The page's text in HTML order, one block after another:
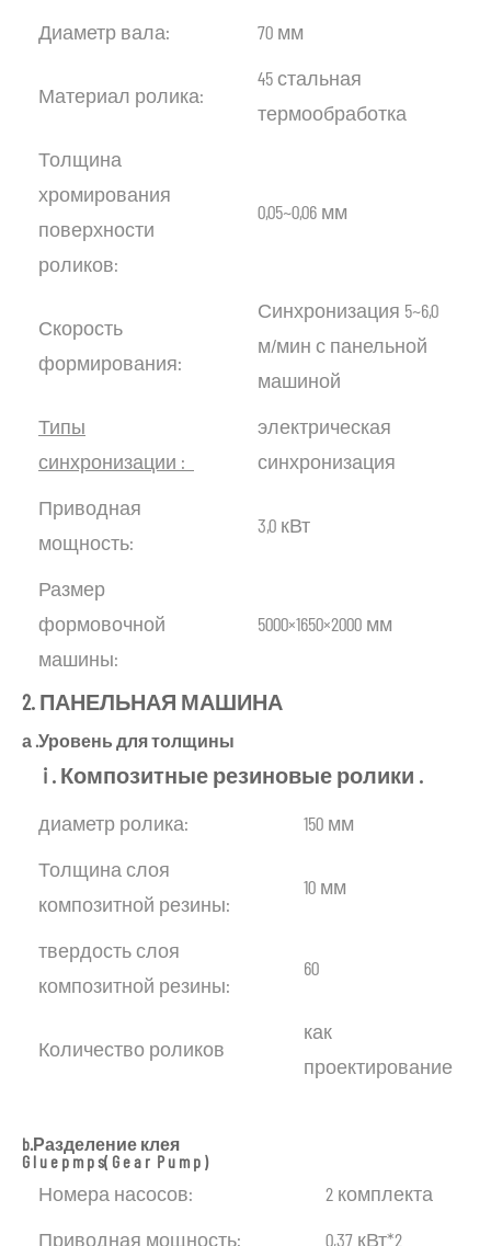
Диаметр вала:
70 мм
Материал ролика:
45 стальная
термообработка
Толщина
хромирования
поверхности
роликов:
0,05~0,06 мм
Скорость
формирования:
Синхронизация 5~6,0
м/мин с панельной
машиной
Типы
синхронизации :
электрическая
синхронизация
Приводная
мощность:
3,0 кВт
Размер
формовочной
машины:
5000×1650×2000 мм
2. ПАНЕЛЬНАЯ МАШИНА
а.Уровень длятолщины
i . Композитные резиновые ролики .
диаметр ролика:
150 мм
Толщина слоя
композитной резины:
10 мм
твердость слоя
композитной резины:
60
Количество роликов
как
проектирование
b.Разделение клея
G l ue pm ps( Gea r Pu m p )
Номера насосов:
2 комплекта
Приводная мощность:
0,37 кВт*2